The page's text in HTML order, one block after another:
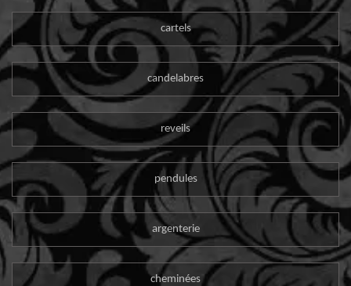
cartels
candelabres
reveils
pendules
argenterie
cheminées